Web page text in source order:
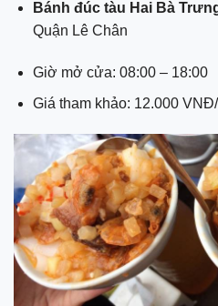
Bánh đúc tàu Hai Bà
Quận Lê Chân
Giờ mở cửa: 08:00 – 18:00
Giá tham khảo: 12.000